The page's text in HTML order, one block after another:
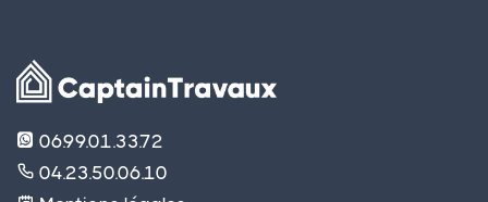
06.99.01.33.72
04.23.50.06.10